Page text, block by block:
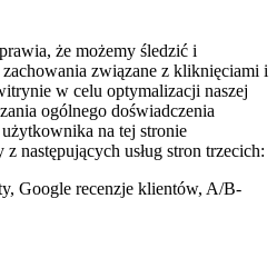
że możemy śledzić i
związane z kliknięciami i
w celu optymalizacji naszej
ogólnego doświadczenia
na tej stronie
następujących usług stron trzecich:
Google recenzje klientów, A/B-